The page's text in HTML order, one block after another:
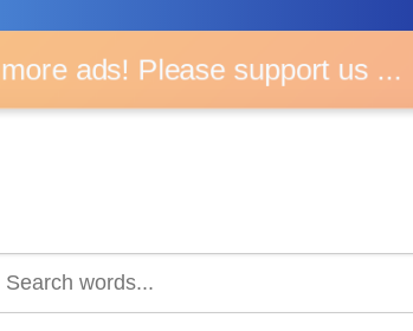
ads! Please support us ...